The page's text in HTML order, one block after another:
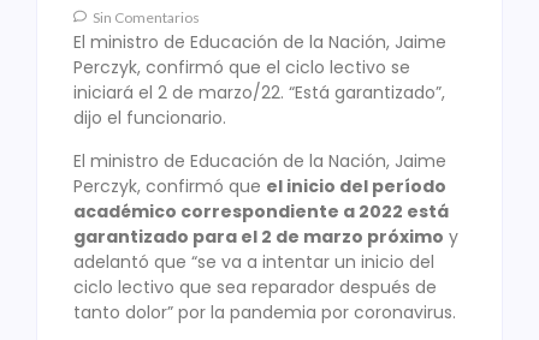
Sin Comentarios
El ministro de Educación de la Nación, Jaime
Perczyk, confirmó que el ciclo lectivo se
iniciará el 2 de marzo/22. “Está garantizado”,
dijo el funcionario.
El ministro de Educación de la Nación, Jaime
Perczyk, confirmó que el inicio del período
académico correspondiente a 2022 está
garantizado para el 2 de marzo próximo y
adelantó que “se va a intentar un inicio del
ciclo lectivo que sea reparador después de
tanto dolor” por la pandemia por coronavirus.